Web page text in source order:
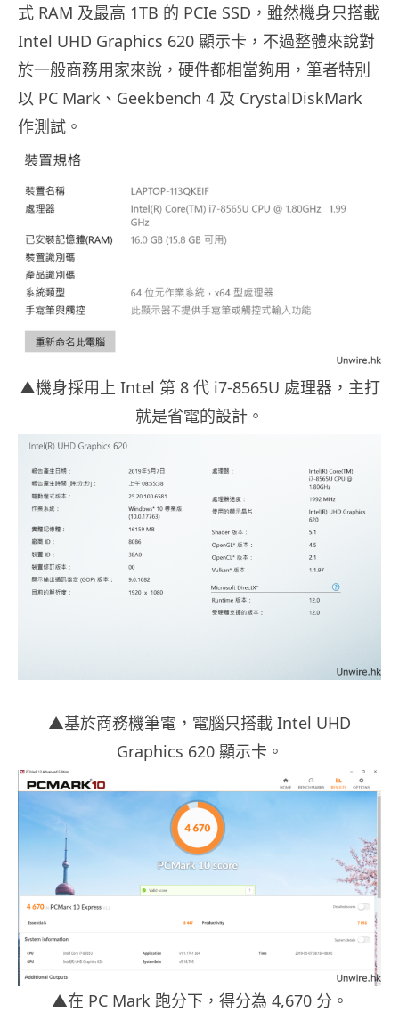
式 RAM 及最高 1TB 的 PCIe SSD，雖然機身只搭載
Intel UHD Graphics 620 顯示卡，不過整體來說對
於一般商務用家來說，硬件都相當夠用，筆者特別
以 PC Mark、Geekbench 4 及 CrystalDiskMark
作測試。
▲機身採用上 Intel 第 8 代 i7-8565U 處理器，主打
就是省電的設計。
▲基於商務機筆電，電腦只搭載 Intel UHD
Graphics 620 顯示卡。
▲在 PC Mark 跑分下，得分為 4,670 分。